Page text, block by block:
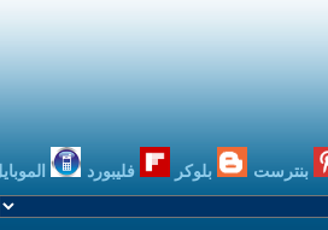
بنترست بلوكر فليبورد